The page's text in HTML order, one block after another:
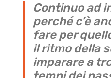
Continuo ad
perché c’è
fare per
il ritmo della
imparare a